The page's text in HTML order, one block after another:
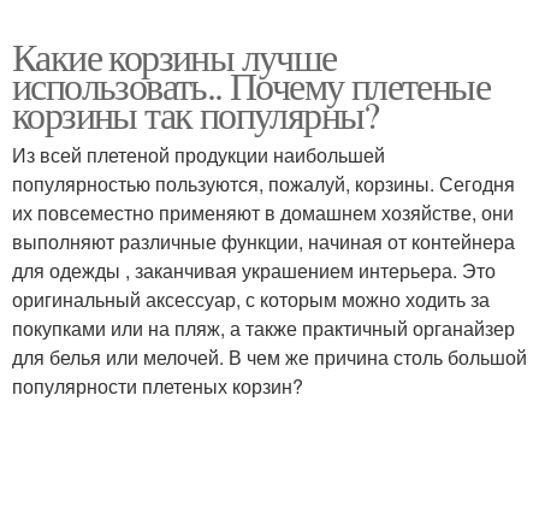
Какие корзины лучше
использовать.. Почему плетеные
корзины так популярны?
Из всей плетеной продукции наибольшей
популярностью пользуются, пожалуй, корзины. Сегодня
их повсеместно применяют в домашнем хозяйстве, они
выполняют различные функции, начиная от контейнера
для одежды , заканчивая украшением интерьера. Это
оригинальный аксессуар, с которым можно ходить за
покупками или на пляж, а также практичный органайзер
для белья или мелочей. В чем же причина столь большой
популярности плетеных корзин?